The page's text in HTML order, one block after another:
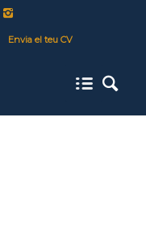
Envia el teu CV